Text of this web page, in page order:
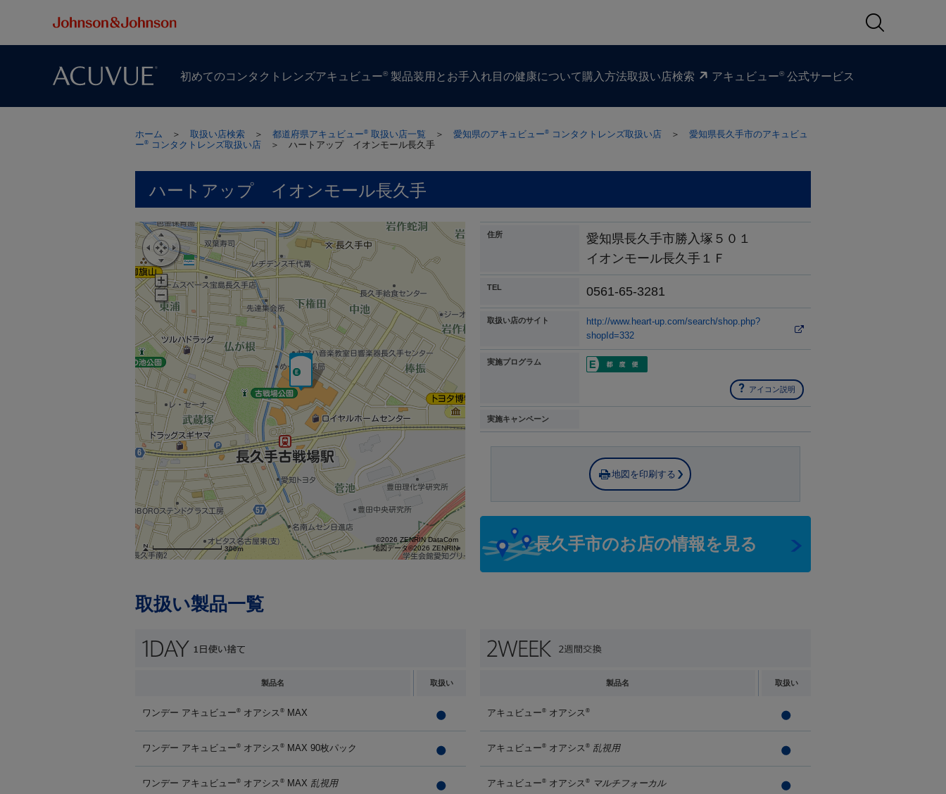
初めての​コンタクトレンズアキュビュー® 製品装用とお手入れ目の​健康に​ついて購入方​法取扱い​店検索 アキュビュー® 公式サービス
ホーム ＞ 取扱い店検索 ＞ 都道府県アキュビュー® 取扱い店一覧 ＞ 愛知県のアキュビュー® コンタクトレンズ取扱い店 ＞ 愛知県長久手市のアキュビュ
ー® コンタクトレンズ取扱い店 ＞ ハートアップ イオンモール長久手
ハートアップ イオンモール長久手
300m
©2026 ZENRIN DataCom
地図データ©2026 ZENRIN
住所
愛知県長久手市勝入塚５０１
イオンモール長久手１Ｆ
TEL 0561-65-3281
取扱い店のサイト
http://www.heart-up.com/search/shop.php?
shopId=332
実施プログラム
アイコン説明
実施キャンペーン
地図を印刷する
長久手市のお店の情報を見る
取扱い製品一覧
製品名 取扱い
ワンデー アキュビュー® オアシス ® MAX
ワンデー アキュビュー® オアシス ® MAX 90枚パック
ワンデー アキュビュー® オアシス ® MAX 乱視用
製品名 取扱い
アキュビュー® オアシス ®
アキュビュー® オアシス ® 乱視用
アキュビュー® オアシス ® マルチフォーカル